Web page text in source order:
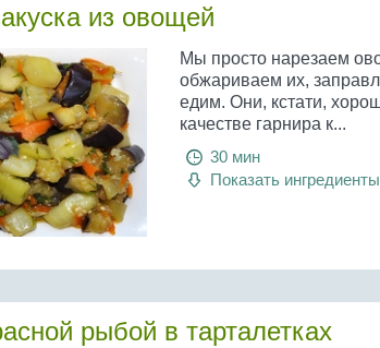
из овощей
Мы просто нарезаем
обжариваем их,
едим. Они, кстати,
качестве гарнира к...
30 мин
Показать ингредиенты
рыбой в тарталетках